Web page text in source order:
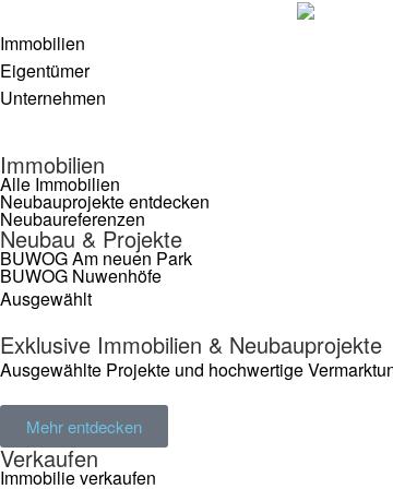
Immobilien
Eigentümer
Unternehmen
Immobilien
Alle Immobilien
Neubauprojekte entdecken
Neubaureferenzen
Neubau & Projekte
BUWOG Am neuen Park
BUWOG Nuwenhöfe
Ausgewählt
Exklusive Immobilien & Neubauprojekte
Ausgewählte Projekte und hochwertige
Mehr entdecken
Verkaufen
Immobilie verkaufen